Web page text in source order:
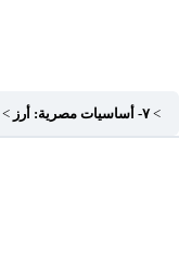
٧- أساسيات مصرية: أرز